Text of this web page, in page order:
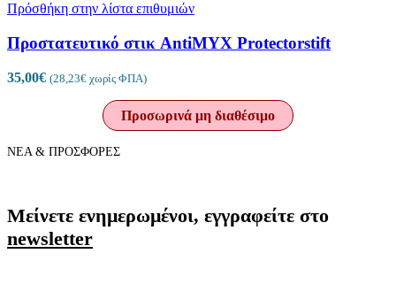
Πρόσθήκη στην λίστα επιθυμιών
Προστατευτικό στικ AntiMYX Protectorstift
35,00€ (28,23€ χωρίς ΦΠΑ)
Προσωρινά μη διαθέσιμο
ΝΕΑ & ΠΡΟΣΦΟΡΕΣ
Μείνετε ενημερωμένοι, εγγραφείτε στο
newsletter